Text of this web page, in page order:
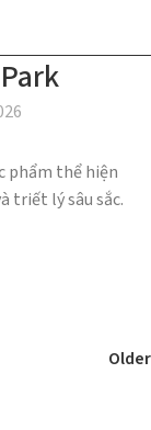
phẩm thể hiện
triết lý sâu sắc.
Older